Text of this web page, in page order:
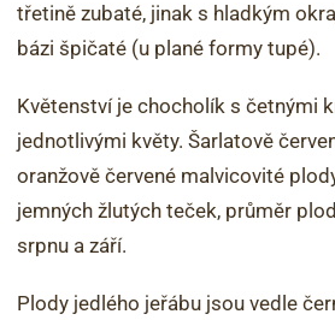
třetině zubaté, jinak s hladkým
bázi špičaté (u plané formy tupé).
Květenství je chocholík s četnými
jednotlivými květy. Šarlatově
oranžově červené malvicovité
jemných žlutých teček, průměr
srpnu a září.
Plody jedlého jeřábu jsou vedle